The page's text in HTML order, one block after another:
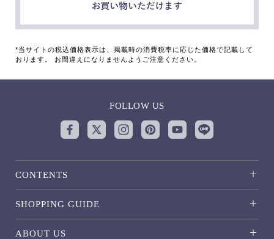
*当サイトの税込価格表示は、掲載時の消費税率に応じた価格で記載して
おります。 お間違えになりませんようご注意ください。
FOLLOW US
CONTENTS
SHOPPING GUIDE
ABOUT US